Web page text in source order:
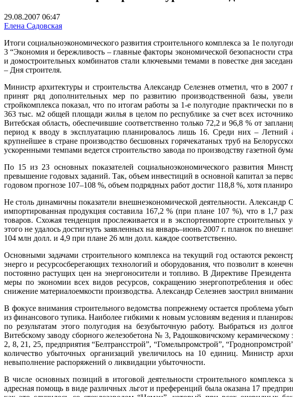
29.08.2007 06:47
Елена Садовская
Итоги социально­экономического развития строительного комплекса за 1е
3 “Экономия и бережливость – главные факторы экономической безопасности
и домостроительных комбинатов стали ключевыми темами в повестке дня
– Дня строителя.
Министр архитектуры и строительства Александр Селезнев отметил, что в
принят ряд дополнительных мер по развитию производственной базы,
стройкомплекса показал, что по итогам работы за 1-е полугодие практически
363 тыс. м2 общей площади жилья в целом по республике за счет всех
Витебская область, обеспечившие соответственно только 72,2 и 96,8 % от
период к вводу в эксплуатацию планировалось лишь 16. Среди них –
крупнейшее в стране производство бесшовных горячекатаных труб на
ускоренными темпами ведется строительство завода по производству газетной
По 15 из 23 основных показателей социально­экономического развития
превышение годовых заданий. Так, объем инвестиций в основной капитал за
годовом прогнозе 107–108 %, объем подрядных работ достиг 118,8 %, хотя
Не столь динамичны показатели внешнеэкономической деятельности. Александр
импортированная продукция составила 167,2 % (при плане 107 %), что в 1,7
товаров. Схожая тенденция прослеживается и в экспорте­импорте
этого не удалось достигнуть заявленных на январь–июнь 2007 г. планок по
104 млн долл. и 4,9 при плане 26 млн долл. каждое соответственно.
Основными задачами строительного комплекса на текущий год остаются
энерго­ и ресурсосберегающих технологий и оборудования, что позволит в
постоянно растущих цен на энергоносители и топливо. В Директиве
меры по экономии всех видов ресурсов, сокращению энергопотребления и
снижение материалоемкости производства. Александр Селезнев заострил
В фокусе внимания строительного ведомства попрежнему остается проблема
из финансового тупика. Наиболее гибкими к новым условиям ведения и
по результатам этого полугодия на безубыточную работу. Выбраться из
Витебскому заводу сборного железобетона № 3, Радошковичскому
2, 8, 21, 25, предприятия “Белтрансстрой”, “Гомельпромстрой”,
количество убыточных организаций увеличилось на 10 единиц. Министр
невыполнение распоряжений о ликвидации убыточности.
В числе основных позиций в итоговой деятельности строительного
адресная помощь в виде различных льгот и преференций была оказана 17